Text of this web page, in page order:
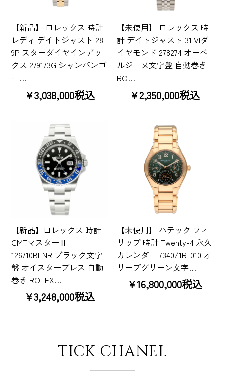
【新品】 ロレックス 時計
レディ デイトジャスト 28
9P スターダイヤインデッ
クス 279173G シャンパンゴ
ー…
¥3,038,000税込
【未使用】 ロレックス 時
計 デイトジャスト 31 VIダ
イヤモンド 278274 オーベ
ルジーヌ文字盤 自動巻き
RO…
¥2,350,000税込
【新品】ロレックス 時計
GMTマスターⅡ
126710BLNR ブラック文字
盤 オイスターブレス 自動
巻き ROLEX…
¥3,248,000税込
【未使用】 パテック フィ
リップ 時計 Twenty-4 永久
カレンダー 7340/1R-010 オ
リーブグリーン文字…
¥16,800,000税込
TICK CHANEL